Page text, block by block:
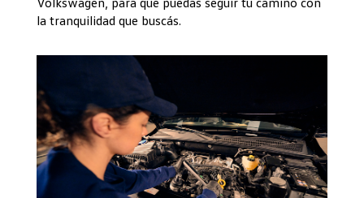
la tranquilidad que buscás.